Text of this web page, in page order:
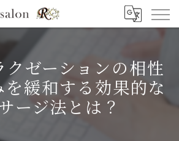
ゼーションの相性
緩和する効果的な
ージ法とは？